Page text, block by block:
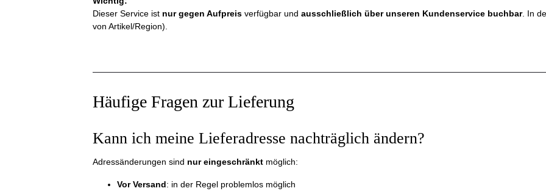
Dieser Service ist nur gegen Aufpreis verfügbar und ausschließlich über unseren Kundenservice buchbar. In
von Artikel/Region).
Häufige Fragen zur Lieferung
Kann ich meine Lieferadresse nachträglich ändern?
Adressänderungen sind nur eingeschränkt möglich:
Vor Versand: in der Regel problemlos möglich